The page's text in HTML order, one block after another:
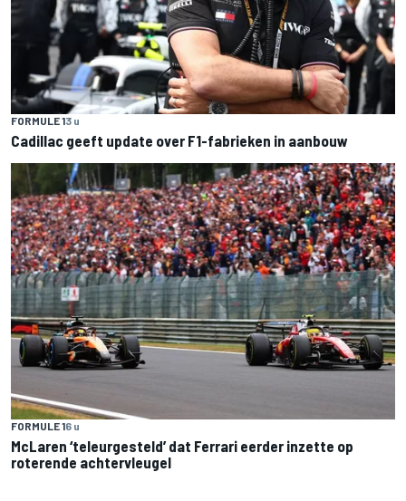
FORMULE 13 u
Cadillac geeft update over F1-fabrieken in aanbouw
FORMULE 16 u
McLaren ‘teleurgesteld’ dat Ferrari eerder inzette op
roterende achtervleugel